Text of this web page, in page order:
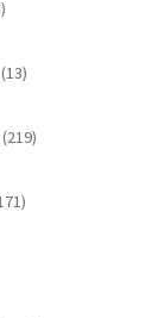
izdelkov
13izdelkov
219izdelkov
izdelkov